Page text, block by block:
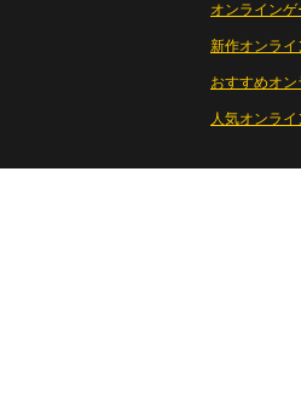
オンライン
新作オンライ
おすすめオ
人気オンラ